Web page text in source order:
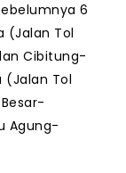
6
(Jalan Tol
Cibitung-
(Jalan Tol
Agung-